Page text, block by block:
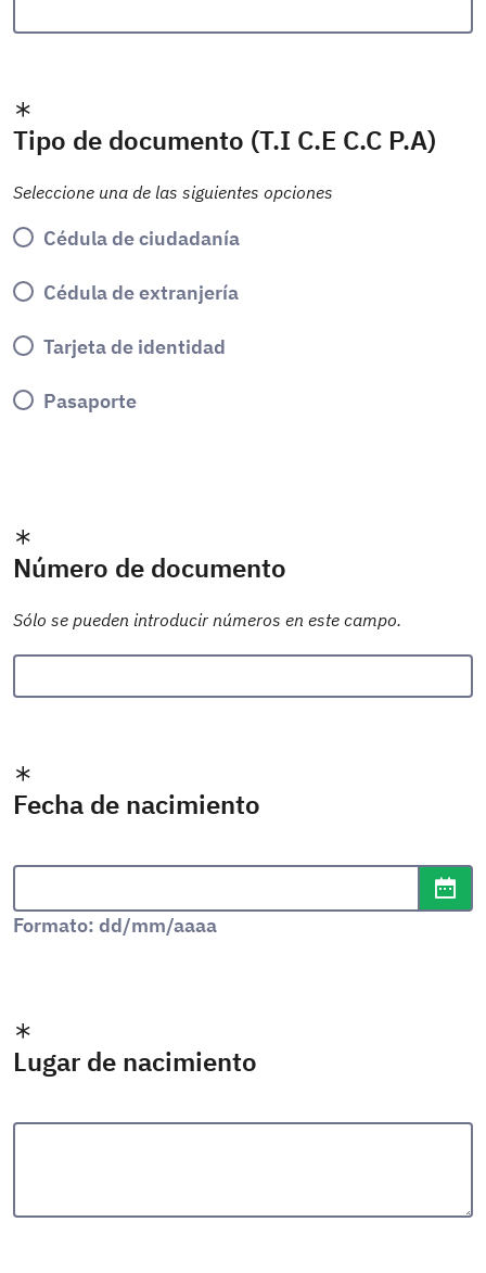
Tipo de documento (T.I C.E C.C P.A)
Seleccione una de las siguientes opciones
Cédula de ciudadanía
Cédula de extranjería
Tarjeta de identidad
Pasaporte
Número de documento
Sólo se pueden introducir números en este campo.
Fecha de nacimiento
Formato de fecha: dd/mm/aaaa
Formato: dd/mm/aaaa
Lugar de nacimiento